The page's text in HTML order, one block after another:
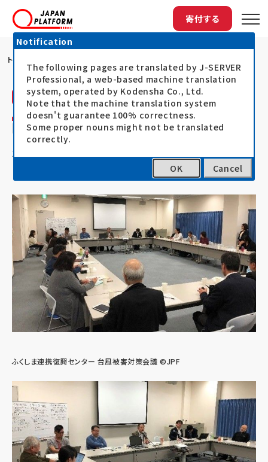
寄付する
トップ
活動レポート ジャパン・プラットフォーム（JPF）
福島市で「台風被害対策会議」に参加
19.10.16
ふくしま連携復興センター 台風被害対策会議 ©JPF
Notification
The following pages are translated by J-SERVER
Professional, a web-based machine translation
system, operated by Kodensha Co., Ltd.
Note that the machine translation system
doesn't guarantee 100% correctness.
Some proper nouns might not be translated
correctly.
OK Cancel